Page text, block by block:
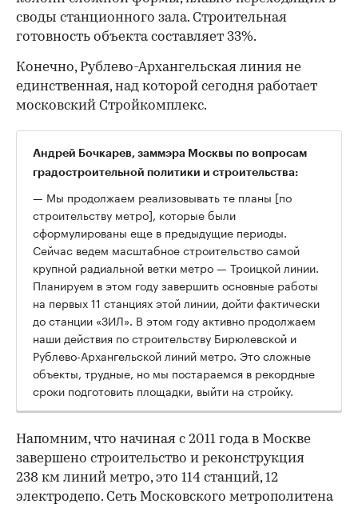
своды станционного зала. Строительная
готовность объекта составляет 33%.
Конечно, Рублево-Архангельская линия не
единственная, над которой сегодня работает
московский Стройкомплекс.
Андрей Бочкарев , заммэра Москвы по вопросам
градостроительной политики и строительства:
— Мы продолжаем реализовывать те планы [по
строительству метро], которые были
сформулированы еще в предыдущие периоды.
Сейчас ведем масштабное строительство самой
крупной радиальной ветки метро — Троицкой линии.
Планируем в этом году завершить основные работы
на первых 11 станциях этой линии, дойти фактически
до станции «ЗИЛ». В этом году активно продолжаем
наши действия по строительству Бирюлевской и
Рублево-Архангельской линий метро. Это сложные
объекты, трудные, но мы постараемся в рекордные
сроки подготовить площадки, выйти на стройку.
Напомним, что начиная с 2011 года в Москве
завершено строительство и реконструкция
238 км линий метро, это 114 станций, 12
электродепо. Сеть Московского метрополитена